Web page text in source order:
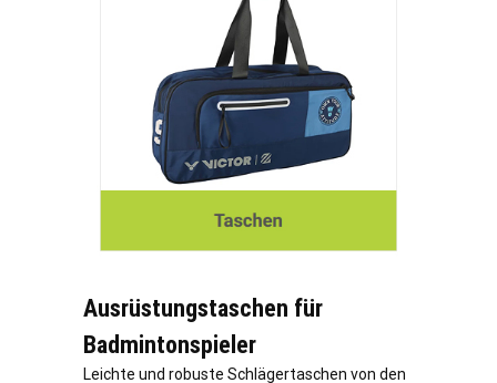
Ausrüstungstaschen für
Badmintonspieler
Leichte und robuste Schlägertaschen von den